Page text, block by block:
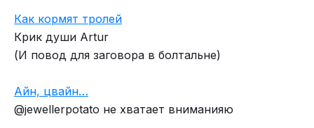
Как кормят тролей
Крик души Artur
(И повод для заговора в болтальне)
Айн, цвайн…
@jewellerpotato не хватает вниманияю